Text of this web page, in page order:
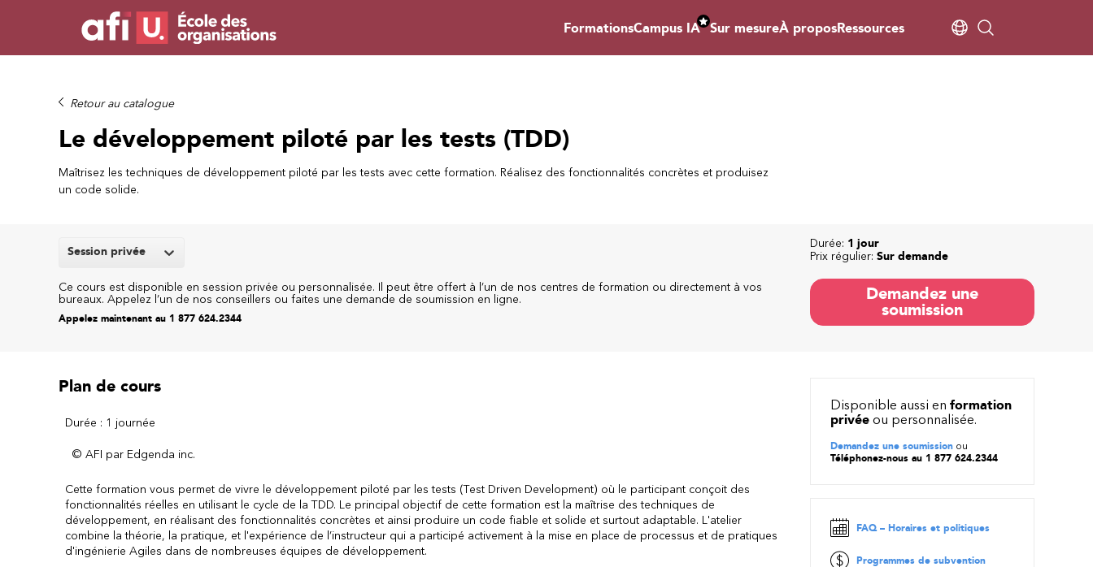
FormationsCampus IA Sur mesureÀ proposRessources
Retour au catalogue
Le développement piloté par les tests (TDD)
Maîtrisez les techniques de développement piloté par les tests avec cette formation. Réalisez des fonctionnalités concrètes et produisez
un code solide.
Session privée
Ce cours est disponible en session privée ou personnalisée. Il peut être offert à l’un de nos centres de formation ou directement à vos
bureaux. Appelez l’un de nos conseillers ou faites une demande de soumission en ligne.
Appelez maintenant au 1 877 624.2344
Durée: 1 jour
Prix régulier: Sur demande
Demandez une
soumission
Plan de cours
Durée : 1 journée
© AFI par Edgenda inc.
Cette formation vous permet de vivre le développement piloté par les tests (Test Driven Development) où le participant conçoit des
fonctionnalités réelles en utilisant le cycle de la TDD. Le principal objectif de cette formation est la maîtrise des techniques de
développement, en réalisant des fonctionnalités concrètes et ainsi produire un code fiable et solide et surtout adaptable. L'atelier
combine la théorie, la pratique, et l'expérience de l’instructeur qui a participé activement à la mise en place de processus et de pratiques
d'ingénierie Agiles dans de nombreuses équipes de développement.
Disponible aussi en formation
privée ou personnalisée.
Demandez une soumission ou
Téléphonez-nous au 1 877 624.2344
FAQ – Horaires et politiques
Programmes de subvention